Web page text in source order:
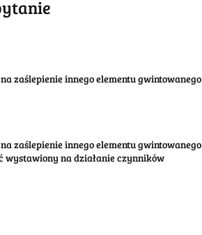
zaślepienie innego elementu gwintowanego
zaślepienie innego elementu gwintowanego
wystawiony na działanie czynników